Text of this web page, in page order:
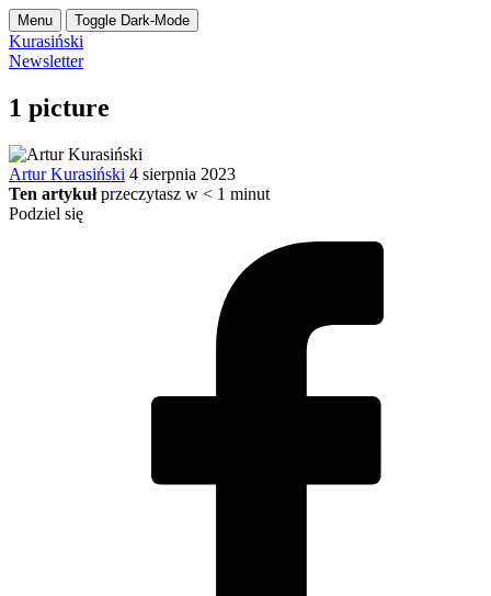
Menu Toggle Dark-Mode
Kurasiński
Newsletter
1 picture
Artur Kurasiński 4 sierpnia 2023
Ten artykuł przeczytasz w < 1 minut
Podziel się